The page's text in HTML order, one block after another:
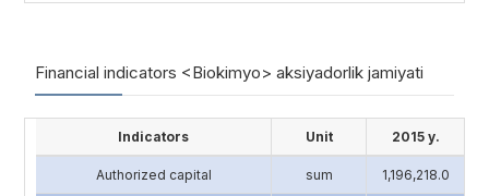
Financial indicators <Biokimyo> aksiyadorlik jamiyati
Indicators Unit 2015 y.
Authorized capital sum 1,196,218.0